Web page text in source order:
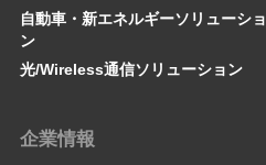
自動車・新エネルギーソリューショ
ン
光/Wireless通信ソリューション
企業情報